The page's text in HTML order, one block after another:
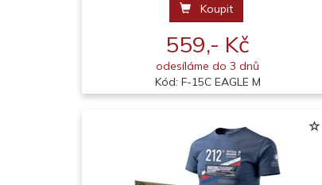
Koupit
559,- Kč
odesíláme do 3 dnů
Kód: F-15C EAGLE M